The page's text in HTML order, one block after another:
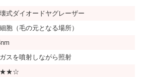
式ダイオードヤグレーザー
胞（毛の元となる場所）
スを噴射しながら照射